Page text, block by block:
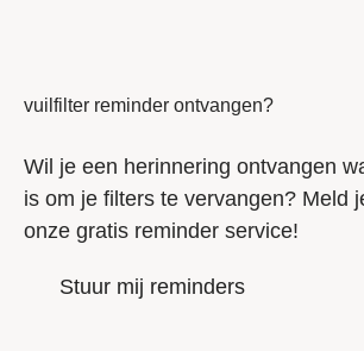
vuilfilter reminder ontvangen?
Wil je een herinnering ontvangen
is om je filters te vervangen? Meld
onze gratis reminder service!
Stuur mij reminders